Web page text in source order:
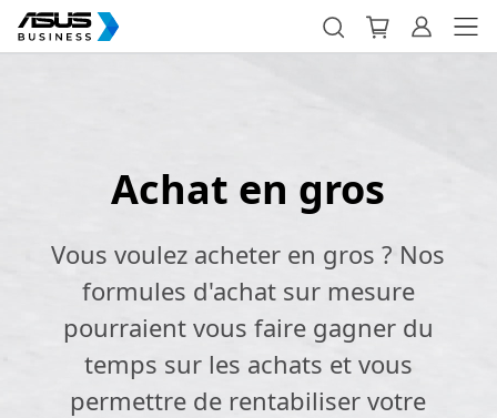
Achat en gros
Vous voulez acheter en gros ? Nos
formules d'achat sur mesure
pourraient vous faire gagner du
temps sur les achats et vous
permettre de rentabiliser votre